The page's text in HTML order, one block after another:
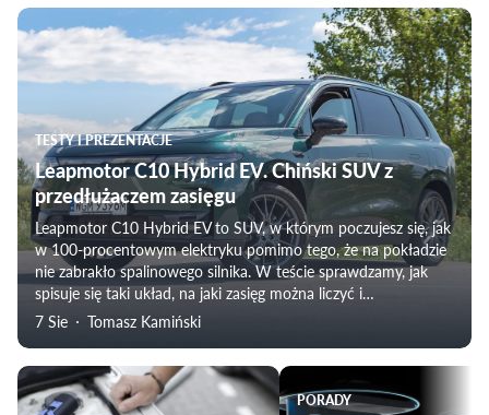
TESTY I PREZENTACJE
Leapmotor C10 Hybrid EV. Chiński SUV z
przedłużaczem zasięgu
Leapmotor C10 Hybrid EV to SUV, w którym poczujesz się, jak
w 100-procentowym elektryku pomimo tego, że na pokładzie
nie zabrakło spalinowego silnika. W teście sprawdzamy, jak
spisuje się taki układ, na jaki zasięg można liczyć i
weryfikujemy subiektywne odczucia towarzyszące
rodziny.
7 Sie Tomasz Kamiński
PORADY